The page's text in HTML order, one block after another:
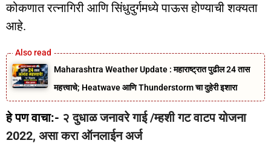
कोकणात रत्नागिरी आणि सिंधुदुर्गमध्ये पाऊस होण्याची शक्यता
आहे.
Maharashtra Weather Update : महाराष्ट्रात पुढील 24 तास
महत्त्वाचे; Heatwave आणि Thunderstorm चा दुहेरी इशारा
हे पण वाचा:- २ दुधाळ जनावरे गाई /म्हशी गट वाटप योजना
2022, असा करा ऑनलाईन अर्ज